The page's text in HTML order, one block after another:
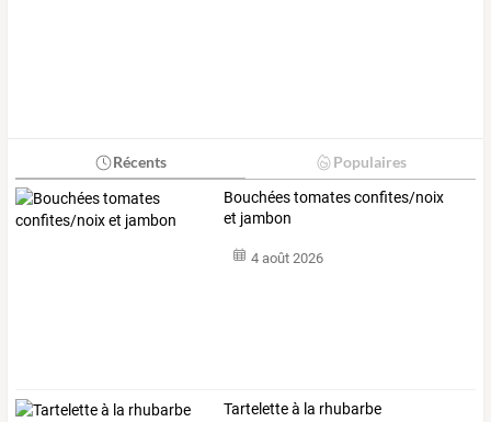
Récents Populaires
Bouchées tomates confites/noix
et jambon
4 août 2026
Tartelette à la rhubarbe